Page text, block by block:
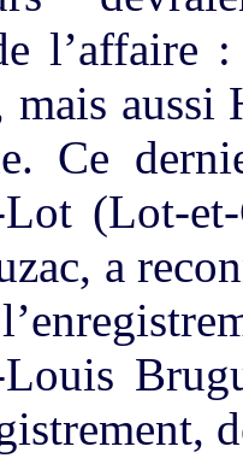
l’affaire
aussi
Ce
(Lot-
a
Louis